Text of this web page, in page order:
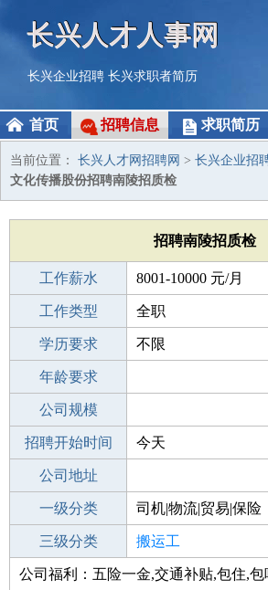
长兴人才人事网
长兴企业招聘 长兴求职者简历
首页 招聘信息 求职简历
当前位置： 长兴人才网招聘网 > 长兴企业招
文化传播股份招聘南陵招质检
招聘南陵招质检
工作薪水 8001-10000 元/月
招聘人数 若干
工作类型 全职
性别要求 -
学历要求 不限
工作经验
年龄要求
工作地点
公司规模
公司电话
招聘开始时间 今天
招聘结束时间
公司地址
一级分类 司机|物流|贸易|保险
二级分类 物流/仓储
三级分类 搬运工
其他行业 咨询|法律|教育科研|
公司福利：五险一金,交通补贴,包住,